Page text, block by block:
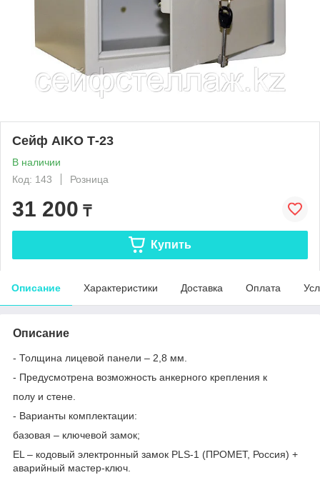
Сейф AIKO Т-23
В наличии
Код: 143
Розница
31 200 ₸
Купить
Описание Характеристики Доставка Оплата
Описание
- Толщина лицевой панели – 2,8 мм.
- Предусмотрена возможность анкерного крепления к
полу и стене.
- Варианты комплектации:
базовая – ключевой замок;
EL – кодовый электронный замок PLS-1 (ПРОМЕТ, Россия) +
аварийный мастер-ключ.